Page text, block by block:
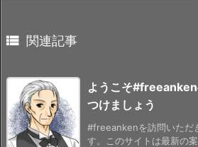
 関連記事
ようこそ
つけましょう
#freeankenを訪問いただ
す。このサイトは最新の